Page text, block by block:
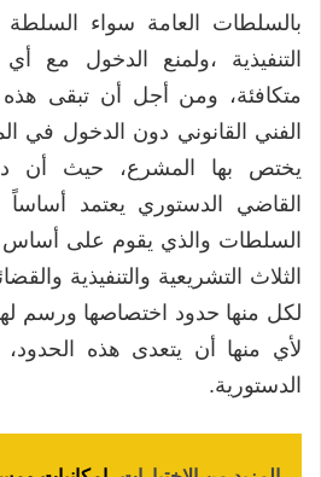
بالسلطات العامة سواء السلطة
التنفيذية ،ولمنع الدخول مع
متكافئة، ومن أجل أن تبقى
الفني القانوني دون الدخول في
يختص بها المشرع، حيث أن
القاضي الدستوري يعتمد
السلطات والذي يقوم على أساس
الثلاث التشريعية والتنفيذية
لكل منها حدود اختصاصها ورسم
لأي منها أن يتعدى هذه الحدود،
الدستورية.